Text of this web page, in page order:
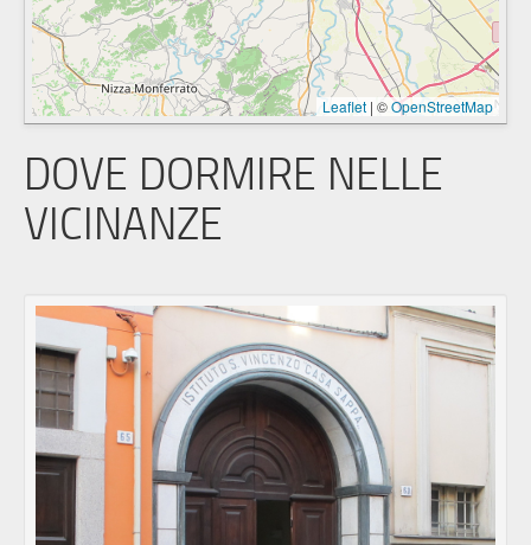
Leaflet | ©OpenStreetMap
DOVE DORMIRE NELLE
VICINANZE